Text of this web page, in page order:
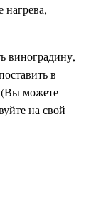
нагрева,
виноградину,
в
можете
на свой